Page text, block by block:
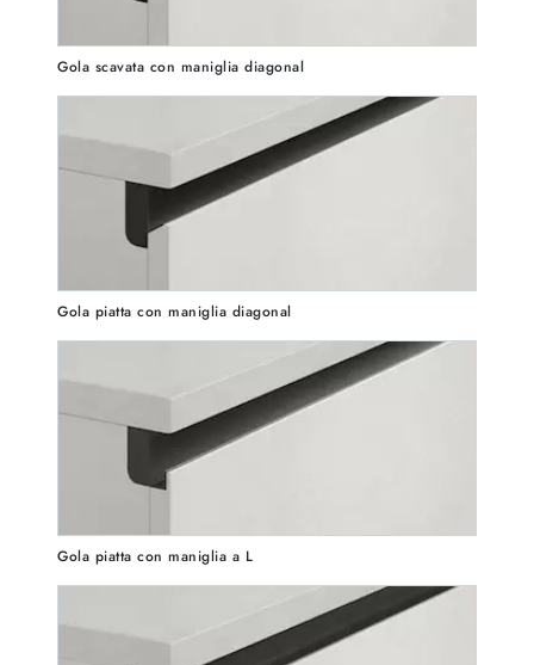
Gola scavata con maniglia diagonal
Gola piatta con maniglia diagonal
Gola piatta con maniglia a L